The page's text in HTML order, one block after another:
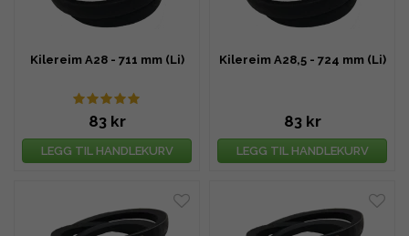
Kilereim A28 - 711 mm (Li)
83 kr
LEGG TIL HANDLEKURV
Kilereim A28,5 - 724 mm (Li)
83 kr
LEGG TIL HANDLEKURV